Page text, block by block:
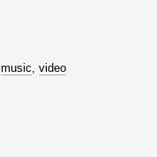
music, video